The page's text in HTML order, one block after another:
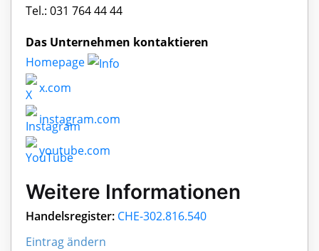
Tel.: 031 764 44 44
Das Unternehmen kontaktieren
Homepage
x.com
instagram.com
youtube.com
Weitere Informationen
Handelsregister: CHE-302.816.540
Eintrag ändern